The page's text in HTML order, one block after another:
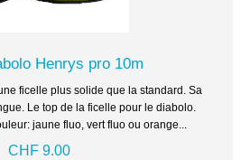
Henrys pro 10m
ficelle plus solide que la standard. Sa
Le top de la ficelle pour le diabolo.
jaune fluo, vert fluo ou orange...
CHF 9.00